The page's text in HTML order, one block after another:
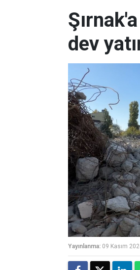
dev
Yayınlanma: 09 Kasım